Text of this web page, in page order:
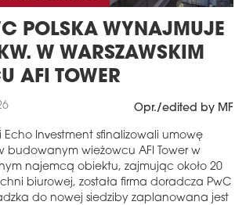
POLSKA WYNAJMUJE
W WARSZAWSKIM
AFI TOWER
Opr./edited by MF
Echo Investment sfinalizowali umowę
budowanym wieżowcu AFI Tower w
najemcą obiektu, zajmując około 20
biurowej, została firma doradcza PwC
do nowej siedziby zaplanowana jest